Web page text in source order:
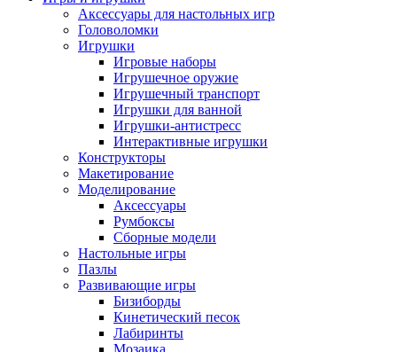
Аксессуары для настольных игр
Головоломки
Игрушки
Игровые наборы
Игрушечное оружие
Игрушечный транспорт
Игрушки для ванной
Игрушки-антистресс
Интерактивные игрушки
Конструкторы
Макетирование
Моделирование
Аксессуары
Румбоксы
Сборные модели
Настольные игры
Пазлы
Развивающие игры
Бизиборды
Кинетический песок
Лабиринты
Мозаика